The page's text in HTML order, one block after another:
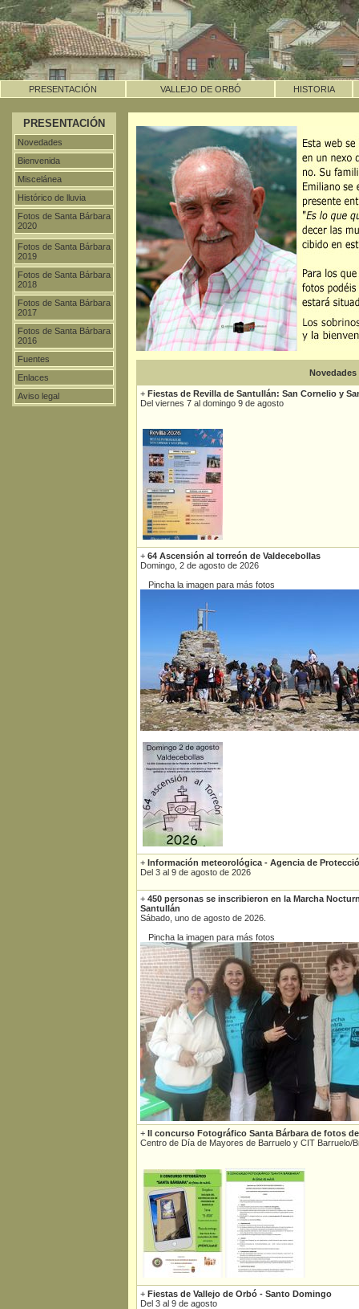
PRESENTACIÓN VALLEJO DE ORBÓ HISTORIA
PRESENTACIÓN
Novedades
Bienvenida
Miscelánea
Histórico de lluvia
Fotos de Santa Bárbara
2020
Fotos de Santa Bárbara
2019
Fotos de Santa Bárbara
2018
Fotos de Santa Bárbara
2017
Fotos de Santa Bárbara
2016
Fuentes
Enlaces
Aviso legal
Novedades
+ Fiestas de Revilla de Santullán: San Cornelio y
Del viernes 7 al domingo 9 de agosto
+ 64 Ascensión al torreón de Valdecebollas
Domingo, 2 de agosto de 2026
Pincha la imagen para más fotos
+ Información meteorológica - Agencia de
Del 3 al 9 de agosto de 2026
+ 450 personas se inscribieron en la Marcha
Santullán
Sábado, uno de agosto de 2026.
Pincha la imagen para más fotos
+ II concurso Fotográfico Santa Bárbara de fotos
Centro de Día de Mayores de Barruelo y CIT Barruelo/
+ Fiestas de Vallejo de Orbó - Santo Domingo
Del 3 al 9 de agosto